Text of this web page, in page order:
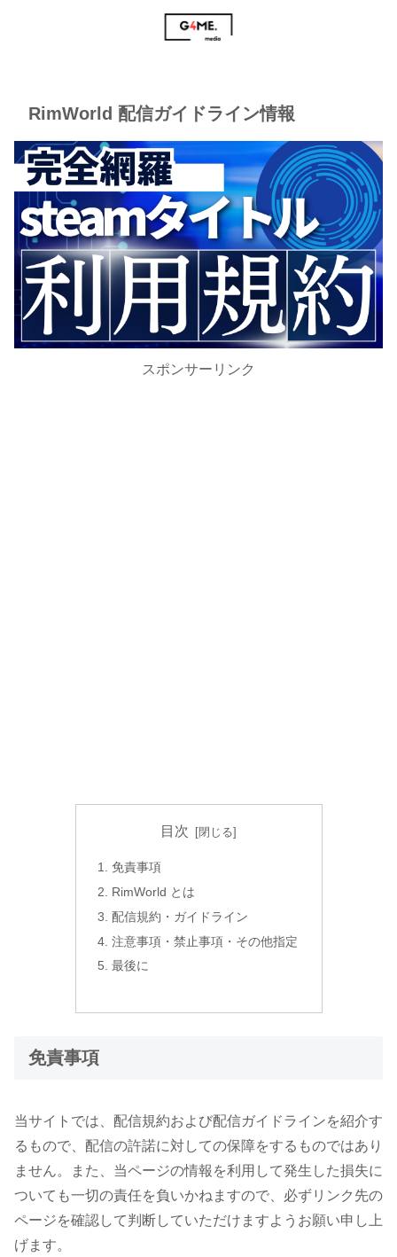
RimWorld 配信ガイドライン情報
スポンサーリンク
目次
免責事項
RimWorld とは
配信規約・ガイドライン
注意事項・禁止事項・その他指定
最後に
免責事項
当サイトでは、配信規約および配信ガイドラインを紹介す
るもので、配信の許諾に対しての保障をするものではあり
ません。また、当ページの情報を利用して発生した損失に
ついても一切の責任を負いかねますので、必ずリンク先の
ページを確認して判断していただけますようお願い申し上
げます。